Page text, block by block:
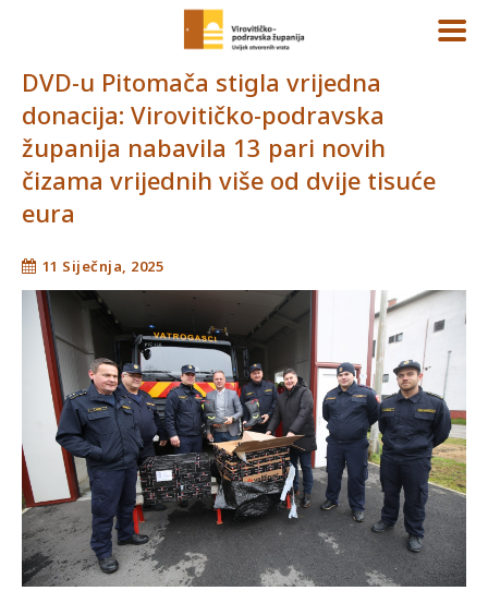
DVD-u Pitomača stigla vrijedna
donacija: Virovitičko-podravska
županija nabavila 13 pari novih
čizama vrijednih više od dvije tisuće
eura
11 Siječnja, 2025